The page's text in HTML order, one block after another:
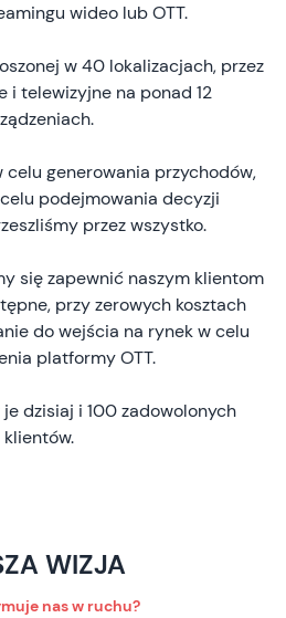
wideo lub OTT.
w 40 lokalizacjach, przez
i telewizyjne na ponad 12
generowania przychodów,
podejmowania decyzji
przez wszystko.
się zapewnić naszym klientom
przy zerowych kosztach
do wejścia na rynek w celu
platformy OTT.
dzisiaj i 100 zadowolonych
klientów.
WIZJA
nas w ruchu?